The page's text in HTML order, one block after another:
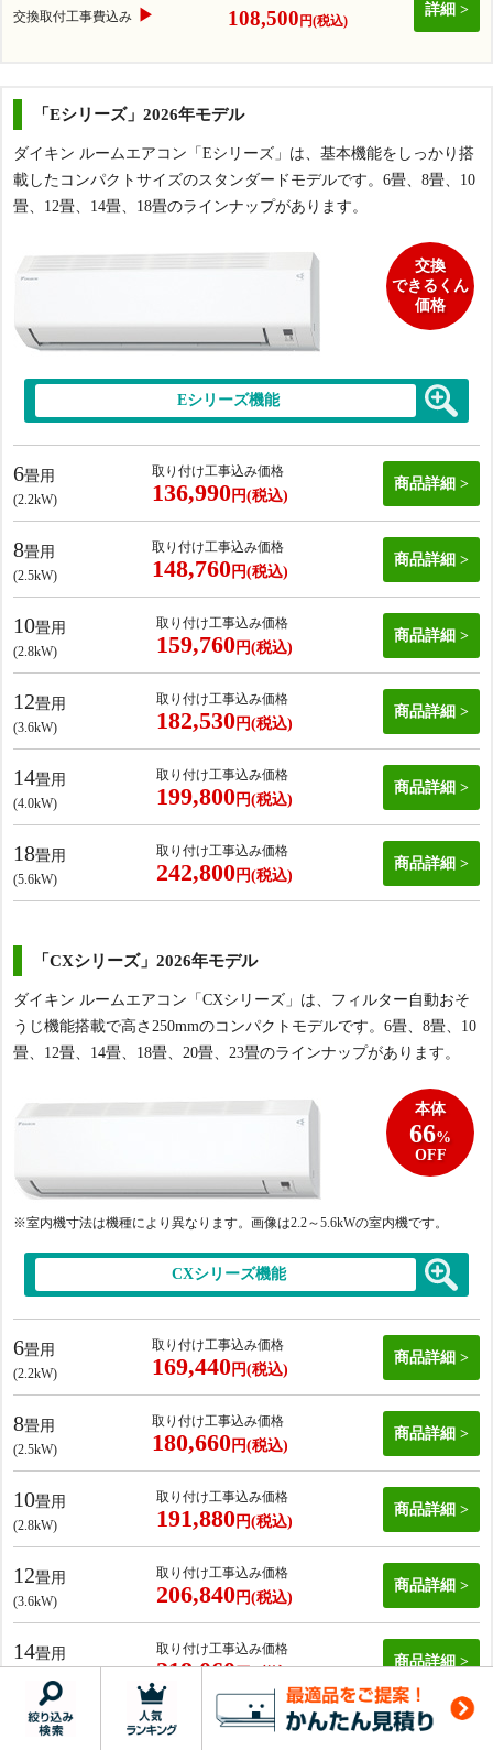
交換取付工事費込み ▶ 108,500 円(税込)
詳細
「Eシリーズ」2026年モデル
ダイキン ルームエアコン「Eシリーズ」は、基本機能をしっかり搭
載したコンパクトサイズのスタンダードモデルです。6畳、8畳、10
畳、12畳、14畳、18畳のラインナップがあります。
交換
できるくん
価格
Eシリーズ機能
6畳用
(2.2kW)
取り付け工事込み価格
136,990 円(税込)
商品詳細
8畳用
(2.5kW)
取り付け工事込み価格
148,760 円(税込)
商品詳細
10畳用
(2.8kW)
取り付け工事込み価格
159,760 円(税込)
商品詳細
12畳用
(3.6kW)
取り付け工事込み価格
182,530 円(税込)
商品詳細
14畳用
(4.0kW)
取り付け工事込み価格
199,800 円(税込)
商品詳細
18畳用
(5.6kW)
取り付け工事込み価格
242,800 円(税込)
商品詳細
「CXシリーズ」2026年モデル
ダイキン ルームエアコン「CXシリーズ」は、フィルター自動おそ
うじ機能搭載で高さ250mmのコンパクトモデルです。6畳、8畳、10
畳、12畳、14畳、18畳、20畳、23畳のラインナップがあります。
※室内機寸法は機種により異なります。画像は2.2～5.6kWの室内機です。
本体
66%
OFF
CXシリーズ機能
6畳用
(2.2kW)
取り付け工事込み価格
169,440 円(税込)
商品詳細
8畳用
(2.5kW)
取り付け工事込み価格
180,660 円(税込)
商品詳細
10畳用
(2.8kW)
取り付け工事込み価格
191,880 円(税込)
商品詳細
12畳用
(3.6kW)
取り付け工事込み価格
206,840 円(税込)
商品詳細
14畳用
(4.0kW)
取り付け工事込み価格
218,060 商品詳細
18 畳用 取り付け工事込み価格
商品詳細